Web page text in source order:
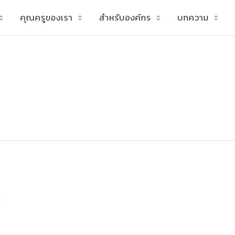
คุณครูของเรา สำหรับองค์กร บทความ